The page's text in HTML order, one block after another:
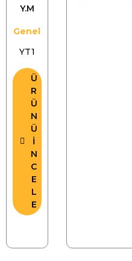
Y.M
Genel
YT1
Ü
R
Ü
N
Ü
İ
N
C
E
L
E